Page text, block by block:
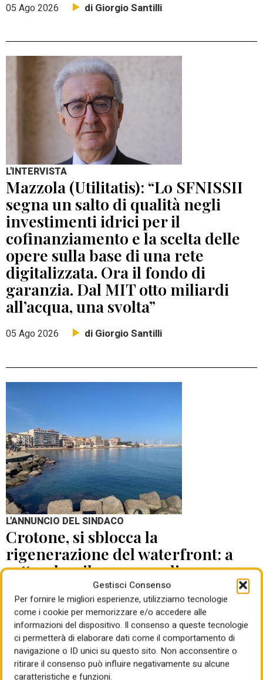
Gestisci Consenso
Per fornire le migliori esperienze, utilizziamo tecnologie
come i cookie per memorizzare e/o accedere alle
informazioni del dispositivo. Il consenso a queste tecnologie
ci permetterà di elaborare dati come il comportamento di
navigazione o ID unici su questo sito. Non acconsentire o
ritirare il consenso può influire negativamente su alcune
caratteristiche e funzioni.
05 Ago 2026 di Giorgio Santilli
L'INTERVISTA
Mazzola (Utilitatis): “Lo SFNISSII
segna un salto di qualità negli
investimenti idrici per il
cofinanziamento e la scelta delle
opere sulla base di una rete
digitalizzata. Ora il fondo di
garanzia. Dal MIT otto miliardi
all’acqua, una svolta”
05 Ago 2026 di Giorgio Santilli
L'ANNUNCIO DEL SINDACO
Crotone, si sblocca la
rigenerazione del waterfront: a
settembre il concorso di
progettazione
05 Ago 2026 di Mauro Giansante